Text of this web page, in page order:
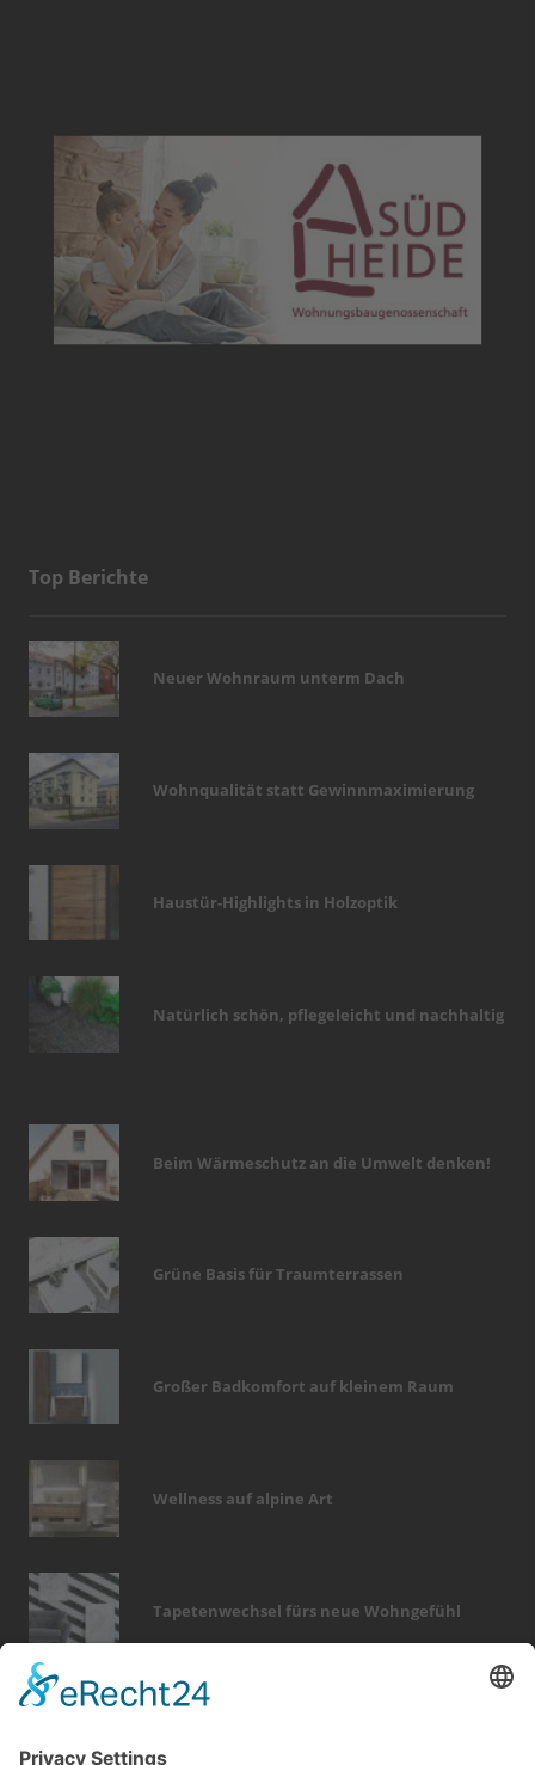
Top Berichte
Neuer Wohnraum unterm Dach
Wohnqualität statt Gewinnmaximierung
Haustür-Highlights in Holzoptik
Natürlich schön, pflegeleicht und nachhaltig
Beim Wärmeschutz an die Umwelt denken!
Grüne Basis für Traumterrassen
Großer Badkomfort auf kleinem Raum
Wellness auf alpine Art
Tapetenwechsel fürs neue Wohngefühl